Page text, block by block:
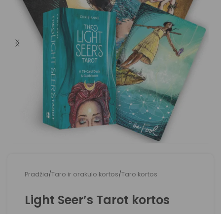
Pradžia/Taro ir orakulo kortos/Taro kortos
Light Seer’s Tarot kortos